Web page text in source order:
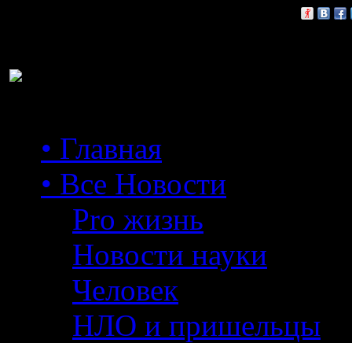
• Главная
• Все Новости
Pro жизнь
Новости науки
Человек
НЛО и пришельцы